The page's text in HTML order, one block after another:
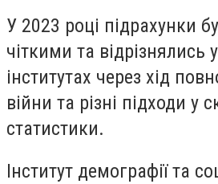
У 2023 році підрахунки
чіткими та відрізнялись
інститутах через хід
війни та різні підходи у
статистики.
Інститут демографії та